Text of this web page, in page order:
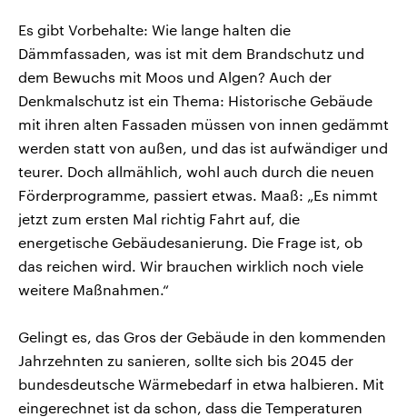
Es gibt Vorbehalte: Wie lange halten die
Dämmfassaden, was ist mit dem Brandschutz und
dem Bewuchs mit Moos und Algen? Auch der
Denkmalschutz ist ein Thema: Historische Gebäude
mit ihren alten Fassaden müssen von innen gedämmt
werden statt von außen, und das ist aufwändiger und
teurer. Doch allmählich, wohl auch durch die neuen
Förderprogramme, passiert etwas. Maaß: „Es nimmt
jetzt zum ersten Mal richtig Fahrt auf, die
energetische Gebäudesanierung. Die Frage ist, ob
das reichen wird. Wir brauchen wirklich noch viele
weitere Maßnahmen.“
Gelingt es, das Gros der Gebäude in den kommenden
Jahrzehnten zu sanieren, sollte sich bis 2045 der
bundesdeutsche Wärmebedarf in etwa halbieren. Mit
eingerechnet ist da schon, dass die Temperaturen